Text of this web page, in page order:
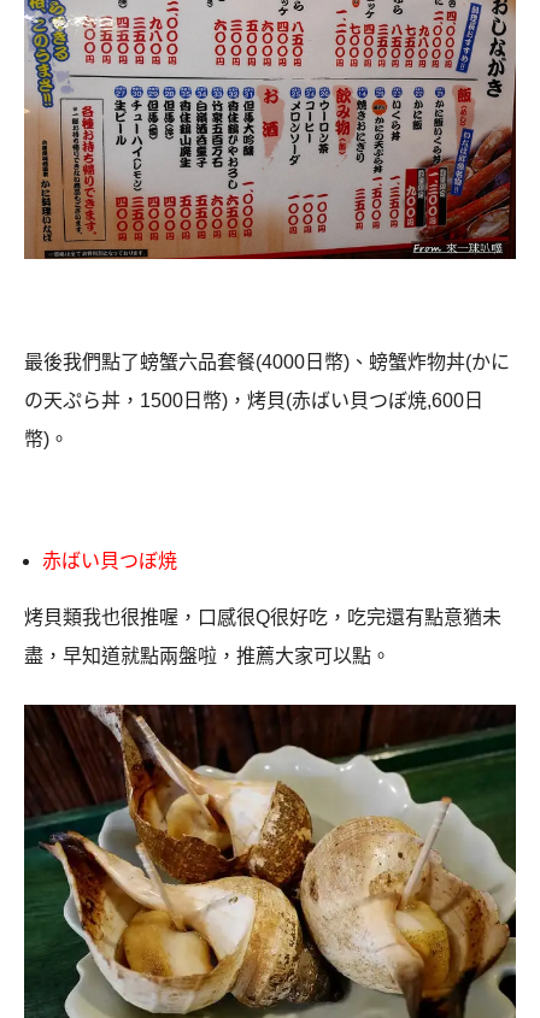
最後我們點了螃蟹六品套餐(4000 日幣) 、螃蟹炸物丼(かに
の天ぷら丼， 1500 日幣) ，烤貝(赤ばい貝つぼ焼,600 日
幣) 。
赤ばい貝つぼ焼
烤貝類我也很推喔，口感很Q很好吃，吃完還有點意猶未
盡，早知道就點兩盤啦，推薦大家可以點。